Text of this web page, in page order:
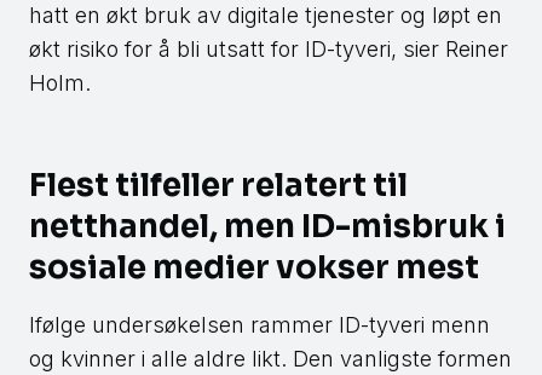
hatt en økt bruk av digitale tjenester og løpt en
økt risiko for å bli utsatt for ID-tyveri, sier Reiner
Holm.
Flest tilfeller relatert til
netthandel, men ID-misbruk i
sosiale medier vokser mest
Ifølge undersøkelsen rammer ID-tyveri menn
og kvinner i alle aldre likt. Den vanligste formen